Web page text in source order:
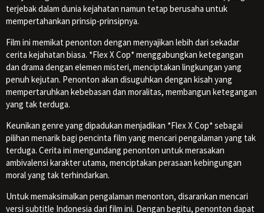
terjebak dalam dunia kejahatan namun tetap berusaha untuk
mempertahankan prinsip-prinsipnya.
Film ini memikat penonton dengan menyajikan lebih dari sekadar
cerita kejahatan biasa. *Flex X Cop* menggabungkan ketegangan
dan drama dengan elemen misteri, menciptakan lingkungan yang
penuh kejutan. Penonton akan disuguhkan dengan kisah yang
mempertaruhkan kebebasan dan moralitas, membangun ketegangan
yang tak terduga.
Keunikan genre yang dipadukan menjadikan *Flex X Cop* sebagai
pilihan menarik bagi pencinta film yang mencari pengalaman yang tak
terduga. Cerita ini mengundang penonton untuk merasakan
ambivalensi karakter utama, menciptakan perasaan kebingungan
moral yang tak terhindarkan.
Untuk memaksimalkan pengalaman menonton, disarankan mencari
versi subtitle Indonesia dari film ini. Dengan begitu, penonton dapat